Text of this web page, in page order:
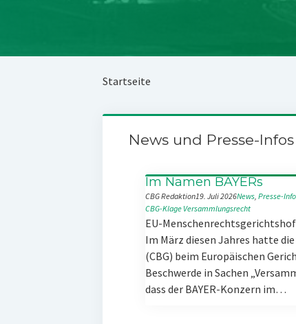
Startseite
News und Presse-Infos
Im Namen BAYERs
CBG Redaktion19. Juli 2026News, Presse-
CBG-Klage Versammlungsrecht
EU-
Im März diesen Jahres hatte
(CBG) beim Europäischen
Beschwerde in Sachen
dass der BAYER-Konzern im…